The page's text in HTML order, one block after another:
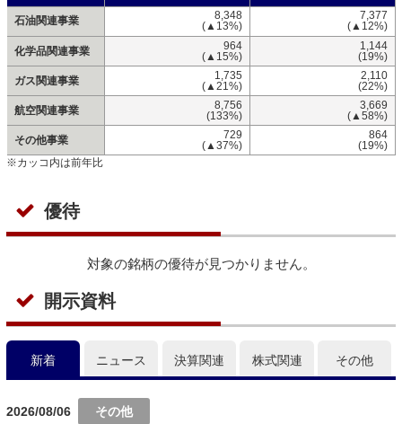
石油関連事業
8,348
(▲13%)
7,377
(▲12%)
化学品関連事業
964
(▲15%)
1,144
(19%)
ガス関連事業
1,735
(▲21%)
2,110
(22%)
航空関連事業
8,756
(133%)
3,669
(▲58%)
その他事業
729
(▲37%)
864
(19%)
※カッコ内は前年比
優待
対象の銘柄の優待が見つかりません。
開示資料
新着 ニュース 決算関連 株式関連 その他
2026/08/06